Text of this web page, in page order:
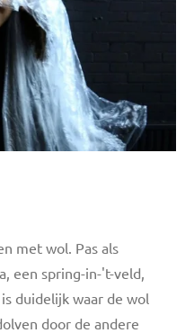
met wol. Pas als
, een spring-in-'t-veld,
duidelijk waar de wol
door de andere